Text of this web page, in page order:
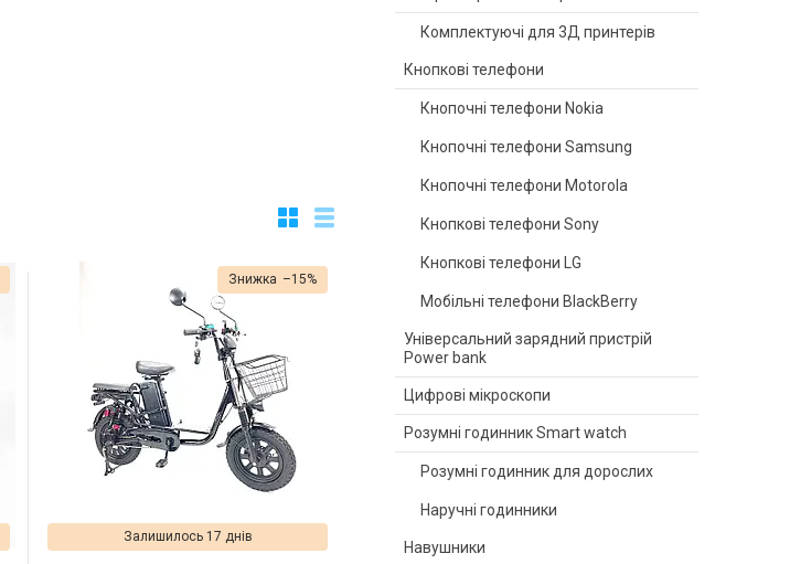
Комплектуючі для 3Д принтерів
Кнопкові телефони
Кнопочні телефони Nokia
Кнопочні телефони Samsung
Кнопочні телефони Motorola
Кнопкові телефони Sony
Кнопкові телефони LG
Мобільні телефони BlackBerry
Універсальний зарядний пристрій
Power bank
Цифрові мікроскопи
Розумні годинник Smart watch
Розумні годинник для дорослих
Наручні годинники
Навушники
–15%
Залишилось 17 днів